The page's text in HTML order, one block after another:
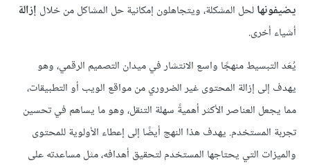
يضيفونهالحل المشكلة، ويتجاهلون إمكانية حل المشاكل من خلال إزالة
أشياء أخرى.
يُعَدالتبسيطمنهجًا واسع الانتشار في ميدان التصميم الرقمي، وهو
يهدف إلى إزالة المحتوى غير الضروري من مواقع الويب أو التطبيقات،
مما يجعل العناصر الأكثر أهميةً سهلة التنقل، وهو ما يساهم في تحسين
تجربة المستخدم. يهدف هذا النهج أيضًا إلى إعطاء الأولوية للمحتوى
والميزات التي يحتاجها المستخدم لتحقيق أهدافه، مثل مساعدته على